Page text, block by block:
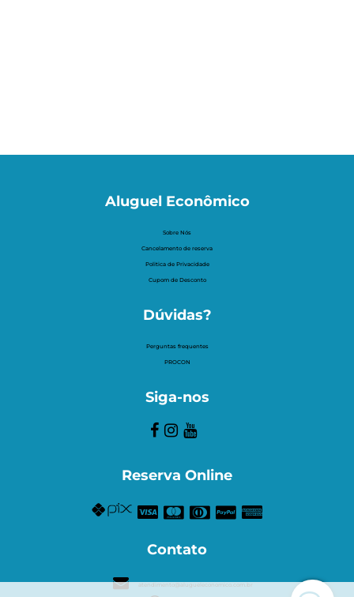
Aluguel Econômico
Sobre Nós
Cancelamento de reserva
Politica de Privacidade
Cupom de Desconto
Dúvidas?
Perguntas frequentes
PROCON
Siga-nos
Reserva Online
Contato
atendimento@alugueleconomico.com.br